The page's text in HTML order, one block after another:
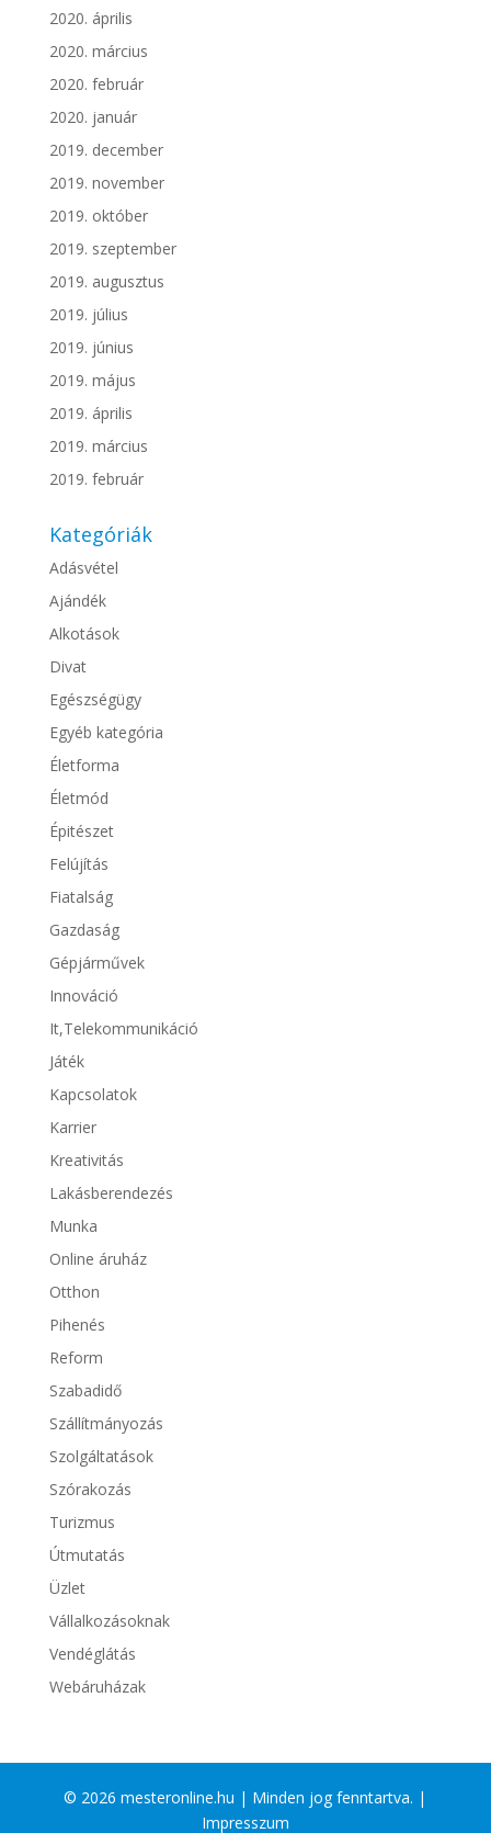
2020. április
2020. március
2020. február
2020. január
2019. december
2019. november
2019. október
2019. szeptember
2019. augusztus
2019. július
2019. június
2019. május
2019. április
2019. március
2019. február
Kategóriák
Adásvétel
Ajándék
Alkotások
Divat
Egészségügy
Egyéb kategória
Életforma
Életmód
Épitészet
Felújítás
Fiatalság
Gazdaság
Gépjárművek
Innováció
It,Telekommunikáció
Játék
Kapcsolatok
Karrier
Kreativitás
Lakásberendezés
Munka
Online áruház
Otthon
Pihenés
Reform
Szabadidő
Szállítmányozás
Szolgáltatások
Szórakozás
Turizmus
Útmutatás
Üzlet
Vállalkozásoknak
Vendéglátás
Webáruházak
© 2026 mesteronline.hu | Minden jog fenntartva. |
Impresszum